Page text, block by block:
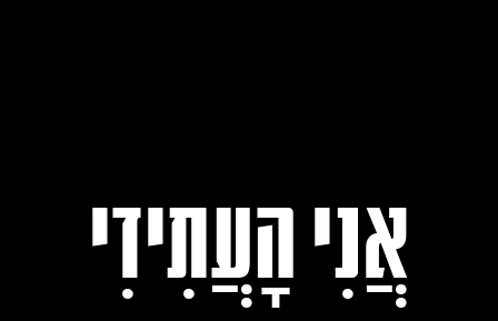
אֲנִי הָעֲתִידִי